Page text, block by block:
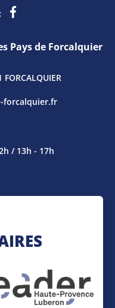
Pays de Forcalquier
forcalquier.fr
/ 13h - 17h